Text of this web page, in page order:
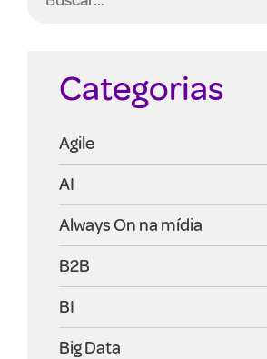
Categorias
Agile
AI
Always On na mídia
B2B
BI
Big Data